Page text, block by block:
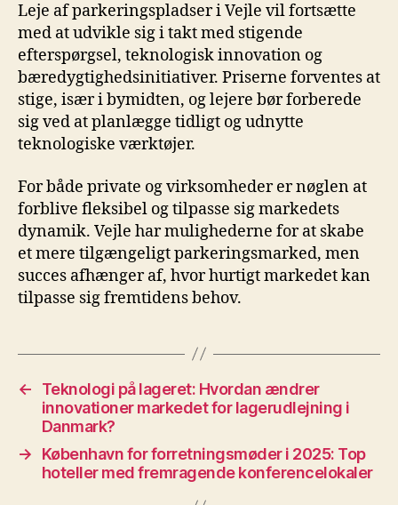
Leje af parkeringspladser i Vejle vil fortsætte
med at udvikle sig i takt med stigende
efterspørgsel, teknologisk innovation og
bæredygtighedsinitiativer. Priserne forventes at
stige, især i bymidten, og lejere bør forberede
sig ved at planlægge tidligt og udnytte
teknologiske værktøjer.
For både private og virksomheder er nøglen at
forblive fleksibel og tilpasse sig markedets
dynamik. Vejle har mulighederne for at skabe
et mere tilgængeligt parkeringsmarked, men
succes afhænger af, hvor hurtigt markedet kan
tilpasse sig fremtidens behov.
←
Teknologi på lageret: Hvordan ændrer
innovationer markedet for lagerudlejning i
Danmark?
→
København for forretningsmøder i 2025: Top
hoteller med fremragende konferencelokaler